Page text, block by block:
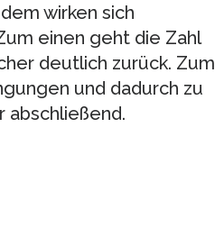
wirken sich
einen geht die Zahl
deutlich zurück. Zum
und dadurch zu
abschließend.